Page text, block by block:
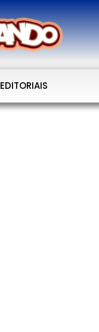
EDITORIAIS